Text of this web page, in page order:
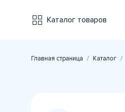
Каталог товаров
Главная страница Каталог